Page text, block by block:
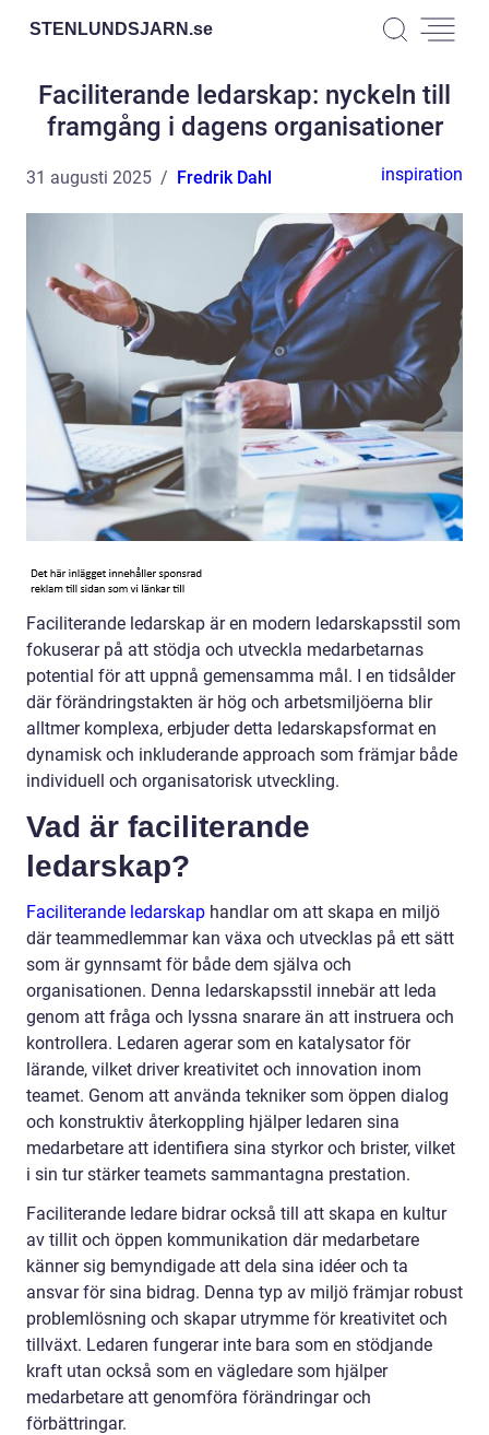
STENLUNDSJARN.se
Faciliterande ledarskap: nyckeln till
framgång i dagens organisationer
31 augusti 2025 Fredrik Dahl inspiration
Faciliterande ledarskap är en modern ledarskapsstil som
fokuserar på att stödja och utveckla medarbetarnas
potential för att uppnå gemensamma mål. I en tidsålder
där förändringstakten är hög och arbetsmiljöerna blir
alltmer komplexa, erbjuder detta ledarskapsformat en
dynamisk och inkluderande approach som främjar både
individuell och organisatorisk utveckling.
Vad är faciliterande
ledarskap?
Faciliterande ledarskap handlar om att skapa en miljö
där teammedlemmar kan växa och utvecklas på ett sätt
som är gynnsamt för både dem själva och
organisationen. Denna ledarskapsstil innebär att leda
genom att fråga och lyssna snarare än att instruera och
kontrollera. Ledaren agerar som en katalysator för
lärande, vilket driver kreativitet och innovation inom
teamet. Genom att använda tekniker som öppen dialog
och konstruktiv återkoppling hjälper ledaren sina
medarbetare att identifiera sina styrkor och brister, vilket
i sin tur stärker teamets sammantagna prestation.
Faciliterande ledare bidrar också till att skapa en kultur
av tillit och öppen kommunikation där medarbetare
känner sig bemyndigade att dela sina idéer och ta
ansvar för sina bidrag. Denna typ av miljö främjar robust
problemlösning och skapar utrymme för kreativitet och
tillväxt. Ledaren fungerar inte bara som en stödjande
kraft utan också som en vägledare som hjälper
medarbetare att genomföra förändringar och
förbättringar.